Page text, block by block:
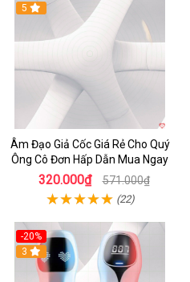
5
Âm Đạo Giả Cốc Giá Rẻ Cho Quý
Ông Cô Đơn Hấp Dẫn Mua Ngay
320.000₫ 571.000₫
(22)
-20%
3